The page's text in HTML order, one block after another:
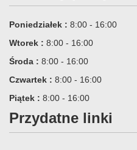
Poniedziałek : 8:00 - 16:00
Wtorek : 8:00 - 16:00
Środa : 8:00 - 16:00
Czwartek : 8:00 - 16:00
Piątek : 8:00 - 16:00
Przydatne linki